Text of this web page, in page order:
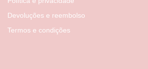
Devoluções e reembolso
Termos e condições